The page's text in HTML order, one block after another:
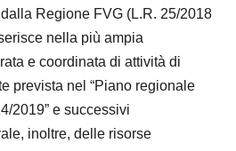
dalla Regione FVG (L.R. 25/2018
nella più ampia
e coordinata di attività di
prevista nel “Piano regionale
2019” e successivi
inoltre, delle risorse